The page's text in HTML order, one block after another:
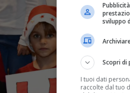
sviluppo
Scopri di
I tuoi dati
raccolte dal tuo